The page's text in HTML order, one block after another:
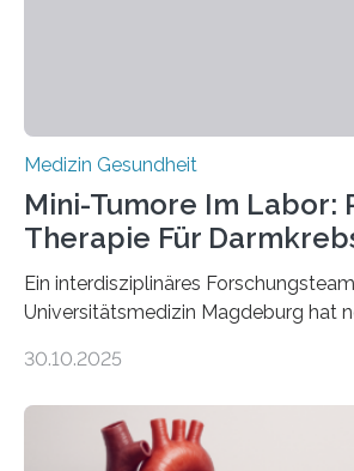
Medizin Gesundheit
Mini-Tumore Im Labor:
Therapie Für
Ein interdisziplinäres
Universitätsmedizin Magdeburg hat
behandelt werden kann. In ihrer
Oncology, zeigen die Forschenden,
aus Gewebe von Patientinnen und
30.10.2025